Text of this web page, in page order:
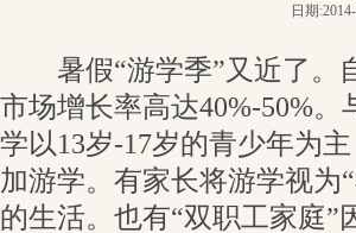
日期
暑假“游学季”又近了。
市场增长率高达40%-50%
学以13岁-17岁的青少年为
加游学。有家长将游学视为
的生活。也有“双职工家庭